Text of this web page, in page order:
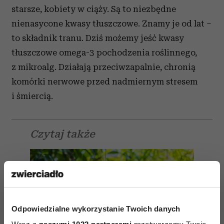
Odpowiedzialne wykorzystanie Twoich danych
starsze, kobiety w ciąży. Są to niezbędne
nienasycone kwasy tłuszczowe. Znamy je od lat –
to składnik tranu. Dziś możemy jeść kwasy
tłuszczowe omega-3 pochodzenia roślinnego,
z mikroalg. Działają przeciwzapalnie, chronią
komórki nerwowe przed nadmiernym stresem
i śmiercią.
Czytaj także